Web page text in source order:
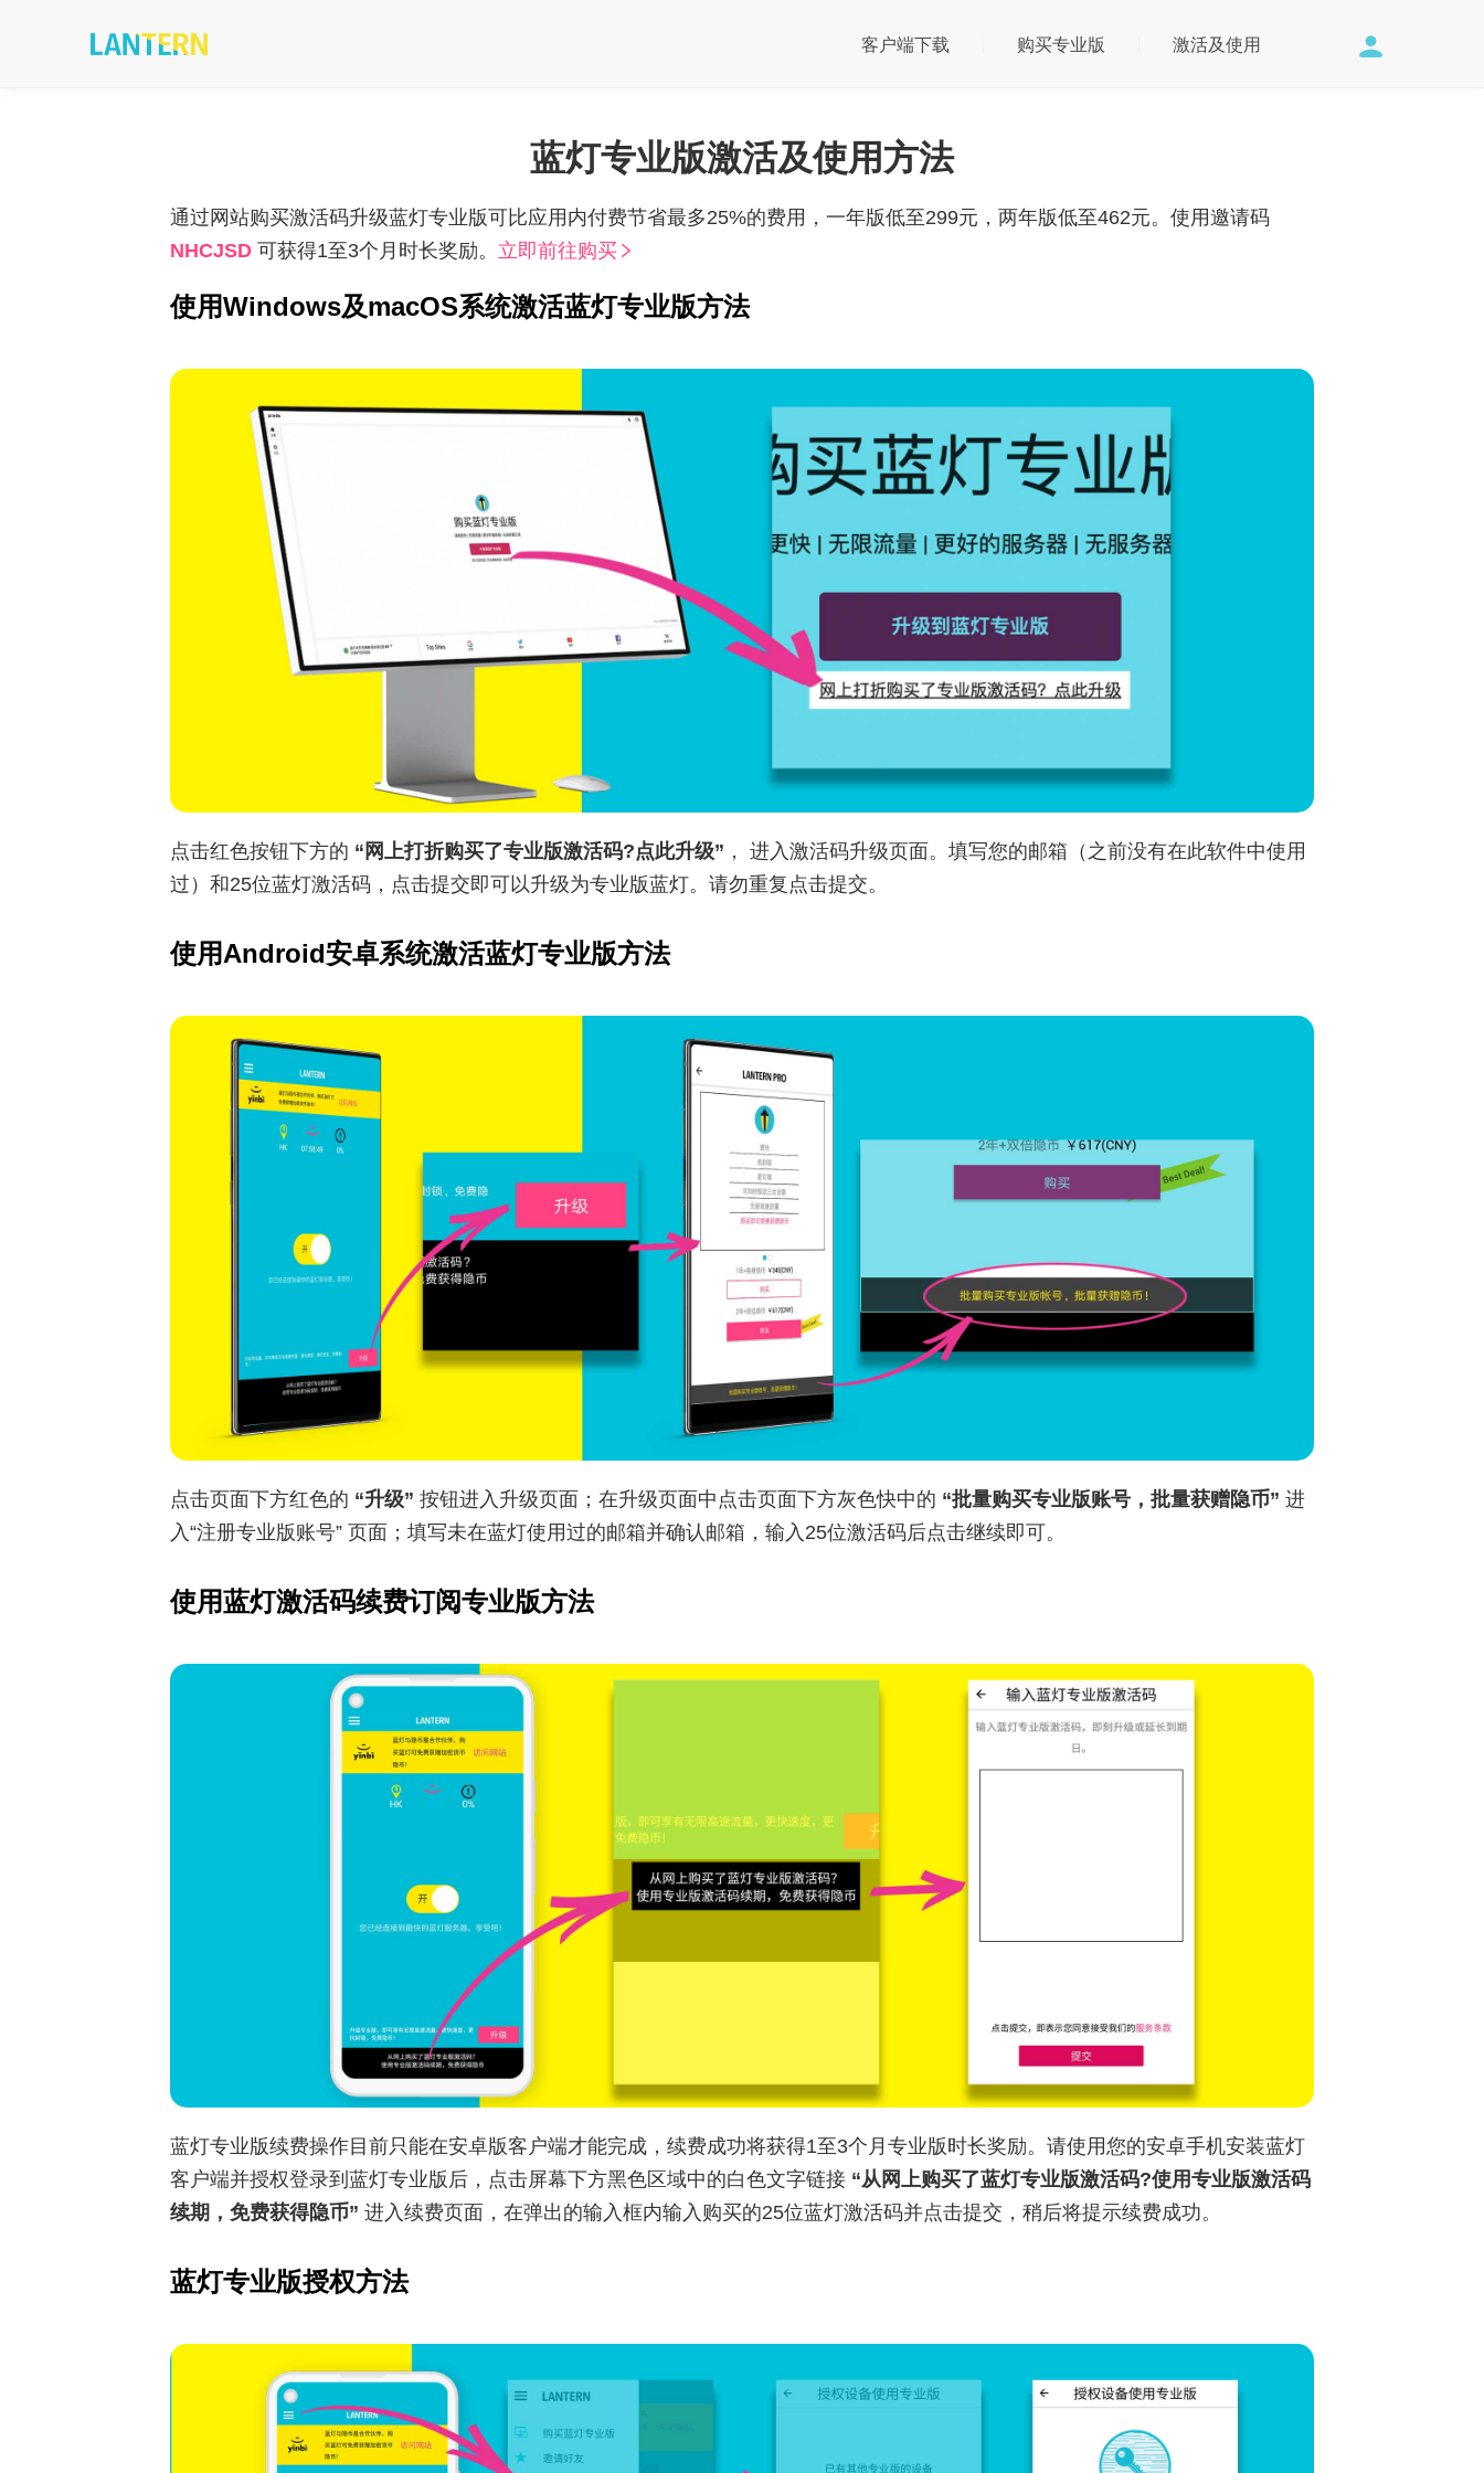
激活及使用
购买专业版
客户端下载
蓝灯专业版激活及使用方法
通过网站购买激活码升级蓝灯专业版可比应用内付费节省最多25%的费用，一年版低至299元，两年版低至462元。使用邀请码
NHCJSD 可获得1至3个月时长奖励。 立即前往购买
使用Windows及macOS系统激活蓝灯专业版方法
点击红⾊按钮下⽅的 “⽹上打折购买了专业版激活码?点此升级” ， 进⼊激活码升级⻚⾯。填写您的邮箱（之前没有在此软件中使⽤
过）和25位蓝灯激活码，点击提交即可以升级为专业版蓝灯。请勿重复点击提交。
使用Android安卓系统激活蓝灯专业版方法
点击⻚⾯下⽅红⾊的 “升级” 按钮进⼊升级⻚⾯；在升级⻚⾯中点击⻚⾯下⽅灰⾊快中的 “批量购买专业版账号，批量获赠隐币” 进
⼊“注册专业版账号” ⻚⾯；填写未在蓝灯使⽤过的邮箱并确认邮箱，输⼊25位激活码后点击继续即可。
使用蓝灯激活码续费订阅专业版方法
蓝灯专业版续费操作目前只能在安卓版客户端才能完成，续费成功将获得1至3个月专业版时长奖励。请使用您的安卓手机安装蓝灯
客户端并授权登录到蓝灯专业版后，点击屏幕下方黑色区域中的白色文字链接 “从网上购买了蓝灯专业版激活码?使用专业版激活码
续期，免费获得隐币” 进入续费⻚面，在弹出的输入框内输入购买的25位蓝灯激活码并点击提交，稍后将提示续费成功。
蓝灯专业版授权方法